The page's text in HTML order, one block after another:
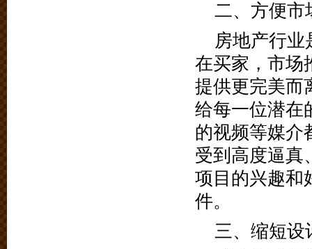
二、方便市
房地产行
在买家，市场
提供更完美而
给每一位潜在
的视频等媒介
受到高度逼真
项目的兴趣和
件。
三、缩短设